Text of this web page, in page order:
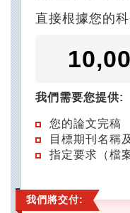
直接根據您的
我們需要您提供:
您的論文完稿
目標期刊名稱
指定要求（檔
我們將交付: